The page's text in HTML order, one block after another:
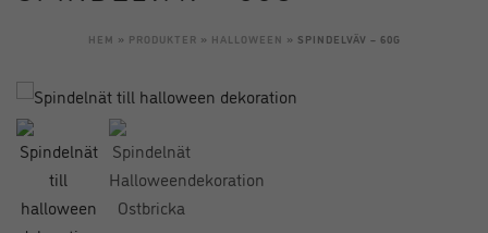
HEM » PRODUKTER » HALLOWEEN » SPINDELVÄV – 60G